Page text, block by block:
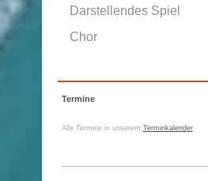
Darstellendes Spiel
Chor
Termine
Alle Termine in unserem Terminkalender